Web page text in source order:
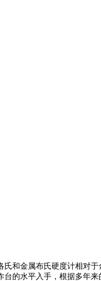
金属布氏硬度计相对于
水平入手，根据多年来